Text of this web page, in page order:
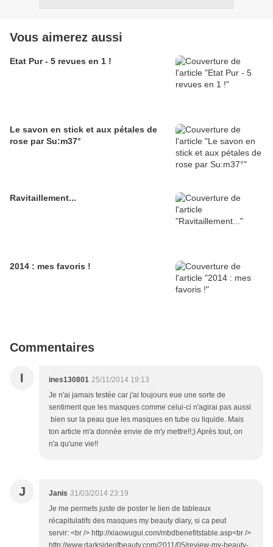
Vous aimerez aussi
Etat Pur - 5 revues en 1 !
Le savon en stick et aux pétales de
rose par Su:m37°
Ravitaillement...
2014 : mes favoris !
Commentaires
I ines130801 25/11/2014 19:13
Je n'ai jamais testée car j'ai toujours eue une sorte de
sentiment que les masques comme celui-ci n'agirai pas aussi
bien sur la peau que les masques en tube ou liquide. Mais
ton article m'a donnée envie de m'y mettre!!;) Après tout, on
n'a qu'une vie!!
J Janis 31/03/2014 23:19
Je me permets juste de poster le lien de tableaux
récapitulatifs des masques my beauty diary, si ca peut
servir: <br /> http://xiaowugui.com/mbdbenefitstable.asp<br />
http://www.darksideofbeauty.com/2011/05/review-my-beauty-